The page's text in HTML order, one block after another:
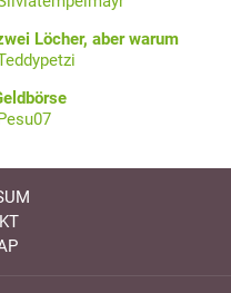
Löcher, aber warum